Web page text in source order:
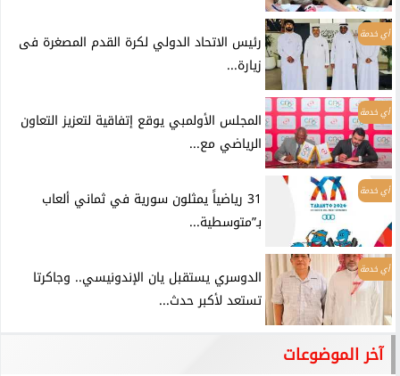
أي خدمة
رئيس الاتحاد الدولي لكرة القدم المصغرة فى
زيارة...
أي خدمة
المجلس الأولمبي يوقع إتفاقية لتعزيز التعاون
الرياضي مع...
أي خدمة
31 رياضياً يمثلون سورية في ثماني ألعاب
بـ”متوسطية...
أي خدمة
الدوسري يستقبل يان الإندونيسي.. وجاكرتا
تستعد لأكبر حدث...
آخر الموضوعات